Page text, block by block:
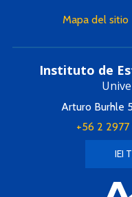
Mapa del sitio
Instituto de
Arturo Burhle
+56 2
IEI